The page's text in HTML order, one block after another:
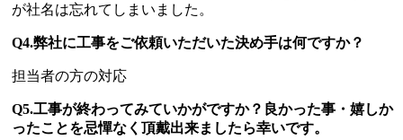
が社名は忘れてしまいました。
Q4.弊社に工事をご依頼いただいた決め手は何ですか？
担当者の方の対応
Q5.工事が終わってみていかがですか？良かった事・嬉しか
ったことを忌憚なく頂戴出来ましたら幸いです。